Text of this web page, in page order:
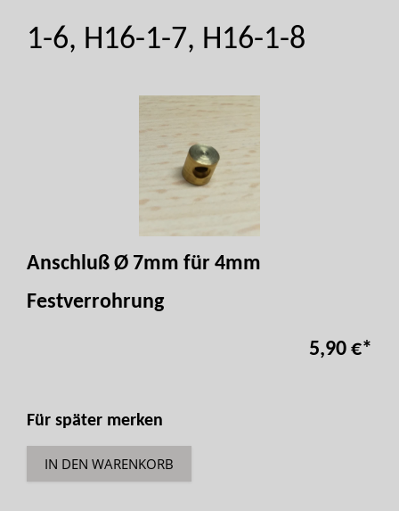
1-6, H16-1-7, H16-1-8
Anschluß Ø 7mm für 4mm
Festverrohrung
5,90 €*
Für später merken
IN DEN WARENKORB